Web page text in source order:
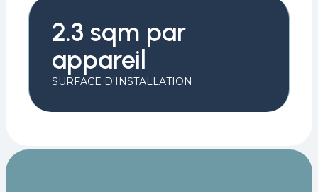
2.3 sqm par
appareil
SURFACE D'INSTALLATION